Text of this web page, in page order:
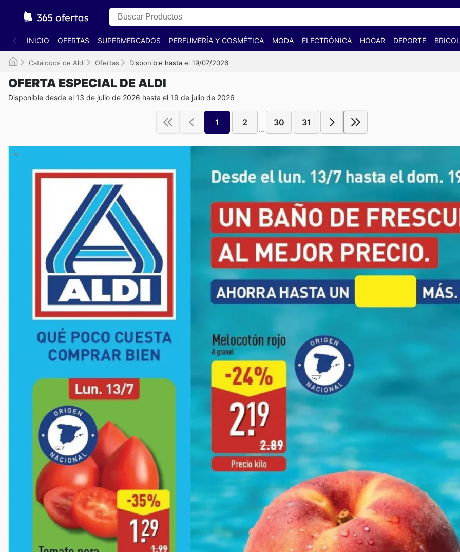
INICIO OFERTAS SUPERMERCADOS PERFUMERÍA Y COSMÉTICA MODA ELECTRÓNICA HOGAR DEPORTE
Catálogos de Aldi Ofertas Disponible hasta el 19/07/2026
OFERTA ESPECIAL DE ALDI
Disponible desde el 13 de julio de 2026 hasta el 19 de julio de 2026
1 2
...
30 31